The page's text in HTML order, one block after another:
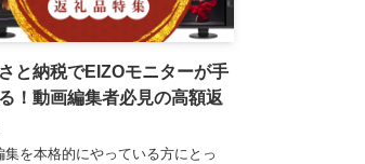
と納税でEIZOモニターが手
！動画編集者必見の高額返
集を本格的にやっている方にとっ